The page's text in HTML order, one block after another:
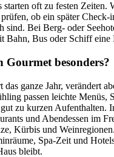
oft zu festen Zeiten.
ob ein später Check-
sind. Bei Berg- oder
Bahn, Bus oder Schiff eine
Gourmet besonders?
ganze Jahr, verändert
passen leichte Menüs,
zu kurzen Aufenthalten.
und Abendessen im
Kürbis und
Spa-Zeit und
bleibt.